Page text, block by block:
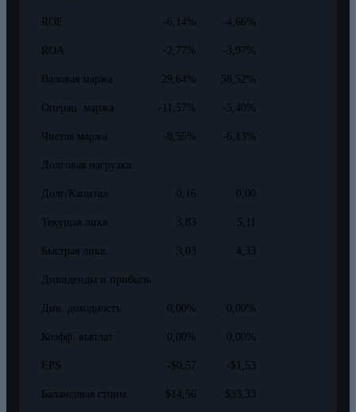
ROE -6,14% -4,66%
ROA -2,77% -3,97%
Валовая маржа 29,64% 58,52%
Операц. маржа -11,57% -5,40%
Чистая маржа -8,55% -6,13%
Долговая нагрузка
Долг/Капитал 0,16 0,00
Текущая ликв. 3,83 5,11
Быстрая ликв. 3,03 4,33
Дивиденды и прибыль
Див. доходность 0,00% 0,00%
Коэфф. выплат 0,00% 0,00%
EPS -$0,57 -$1,53
Балансовая стоим. $14,56 $33,33